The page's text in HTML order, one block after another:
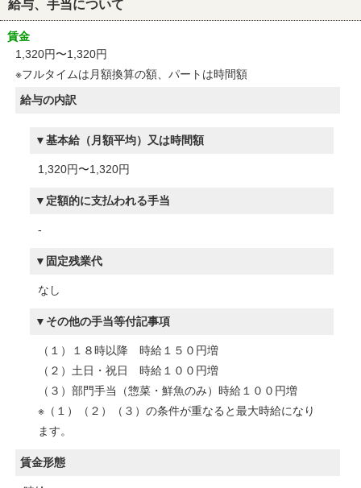
給与、手当について
賃金
1,320円〜1,320円
※フルタイムは月額換算の額、パートは時間額
給与の内訳
基本給（月額平均）又は時間額
1,320円〜1,320円
定額的に支払われる手当
-
固定残業代
なし
その他の手当等付記事項
（１）１８時以降 時給１５０円増
（２）土日・祝日 時給１００円増
（３）部門手当（惣菜・鮮魚のみ）時給１００円増
※（１）（２）（３）の条件が重なると最大時給になり
ます。
賃金形態